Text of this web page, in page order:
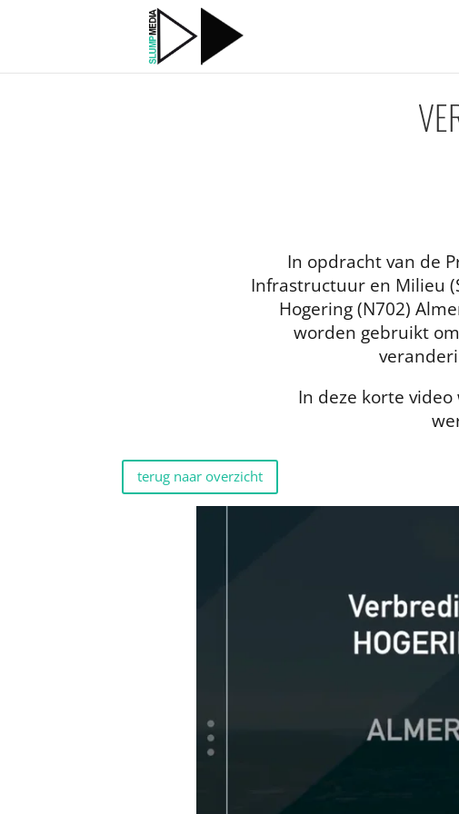
In opdracht van de
Infrastructuur en Milieu
Hogering (N702)
worden gebruikt
In deze korte
terug naar overzicht